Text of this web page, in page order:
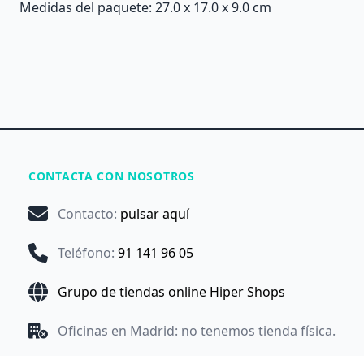
Medidas del paquete: 27.0 x 17.0 x 9.0 cm
CONTACTA CON NOSOTROS
Contacto: pulsar aquí
Teléfono: 91 141 96 05
Grupo de tiendas online Hiper Shops
Oficinas en Madrid: no tenemos tienda física.